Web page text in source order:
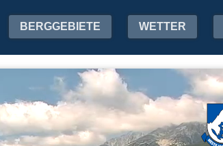
BERGGEBIETE WETTER